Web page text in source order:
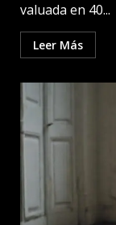
valuada en 40...
Leer Más